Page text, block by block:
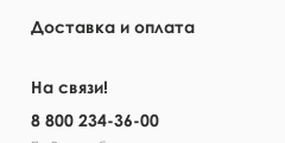
Доставка и оплата
На связи!
8 800 234-36-00